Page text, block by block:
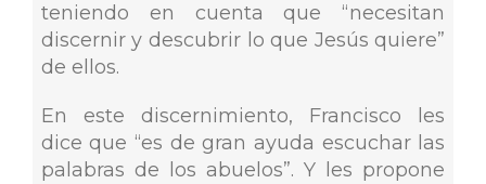
teniendo en cuenta que “necesitan
discernir y descubrir lo que Jesús quiere”
de ellos.
En este discernimiento, Francisco les
dice que “es de gran ayuda escuchar las
palabras de los abuelos”. Y les propone